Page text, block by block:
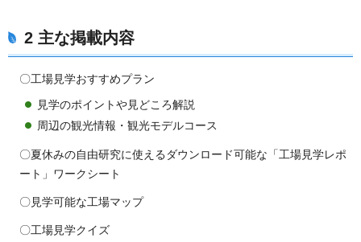
2 主な掲載内容
〇工場見学おすすめプラン
見学のポイントや見どころ解説
周辺の観光情報・観光モデルコース
〇夏休みの自由研究に使えるダウンロード可能な「工場見学レポ
ート」ワークシート
〇見学可能な工場マップ
〇工場見学クイズ